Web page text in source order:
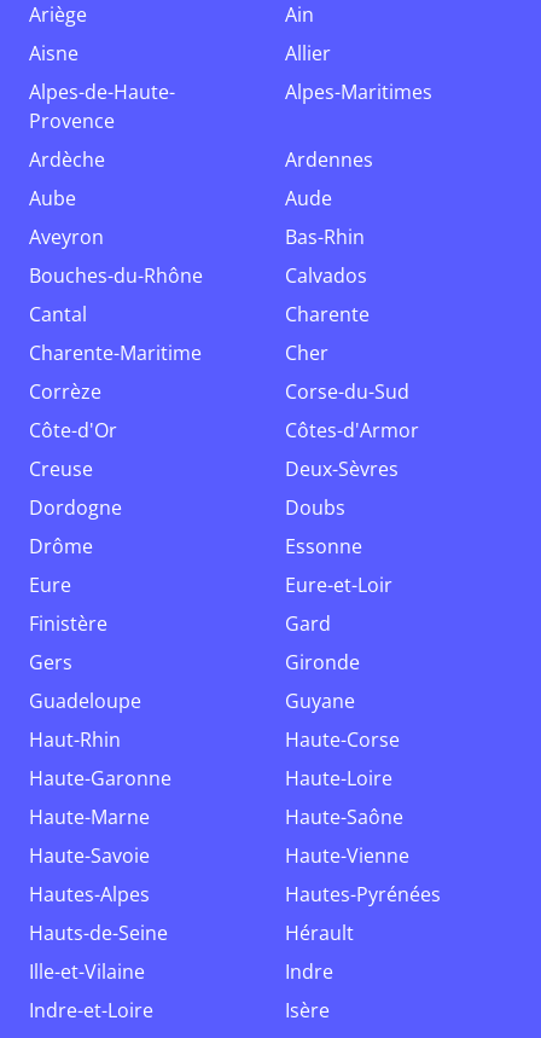
Ariège
Ain
Aisne
Allier
Alpes-de-Haute-
Provence
Alpes-Maritimes
Ardèche
Ardennes
Aube
Aude
Aveyron
Bas-Rhin
Bouches-du-Rhône
Calvados
Cantal
Charente
Charente-Maritime
Cher
Corrèze
Corse-du-Sud
Côte-d'Or
Côtes-d'Armor
Creuse
Deux-Sèvres
Dordogne
Doubs
Drôme
Essonne
Eure
Eure-et-Loir
Finistère
Gard
Gers
Gironde
Guadeloupe
Guyane
Haut-Rhin
Haute-Corse
Haute-Garonne
Haute-Loire
Haute-Marne
Haute-Saône
Haute-Savoie
Haute-Vienne
Hautes-Alpes
Hautes-Pyrénées
Hauts-de-Seine
Hérault
Ille-et-Vilaine
Indre
Indre-et-Loire
Isère